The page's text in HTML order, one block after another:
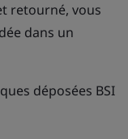
retourné, vous
dans un
déposées BSI